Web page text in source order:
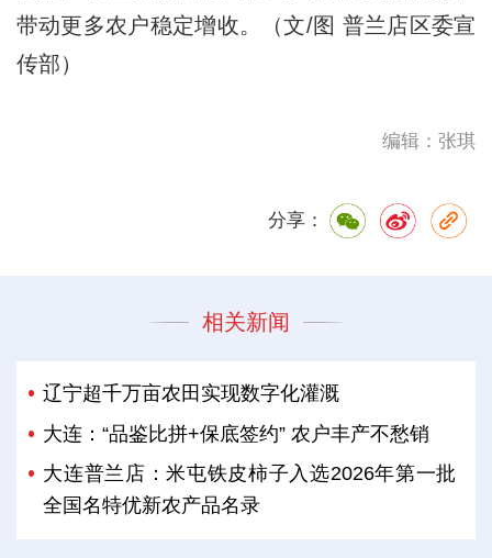
带动更多农户稳定增收。（文/图 普兰店区委宣
传部）
编辑：张琪
分享：
相关新闻
辽宁超千万亩农田实现数字化灌溉
大连：“品鉴比拼+保底签约” 农户丰产不愁销
大连普兰店：米屯铁皮柿子入选2026年第一批
全国名特优新农产品名录